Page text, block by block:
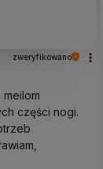
zweryfikowano
części nogi.